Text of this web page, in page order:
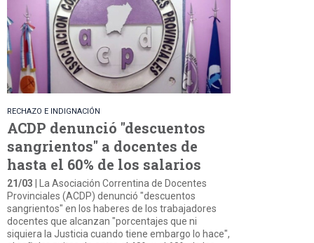
RECHAZO E INDIGNACIÓN
ACDP denunció "descuentos
sangrientos" a docentes de
hasta el 60% de los salarios
21/03 | La Asociación Correntina de Docentes
Provinciales (ACDP) denunció "descuentos
sangrientos" en los haberes de los trabajadores
docentes que alcanzan "porcentajes que ni
siquiera la Justicia cuando tiene embargo lo hace",